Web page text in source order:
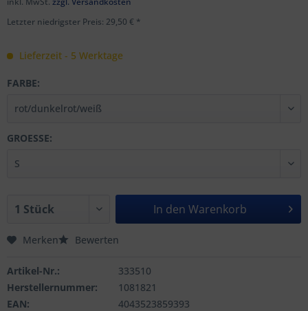
Letzter niedrigster Preis: 29,50 € *
Lieferzeit - 5 Werktage
FARBE:
GROESSE:
In den Warenkorb
Merken Bewerten
Artikel-Nr.:
333510
Herstellernummer:
1081821
EAN:
4043523859393